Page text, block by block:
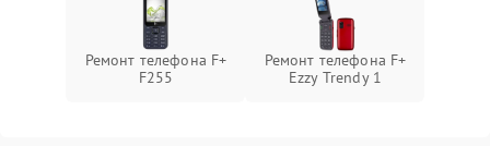
Ремонт телефона F+
F255
Ремонт телефона F+
Ezzy Trendy 1